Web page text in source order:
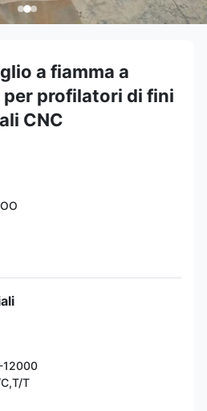
a fiamma a
per profilatori di fini
CNC
T